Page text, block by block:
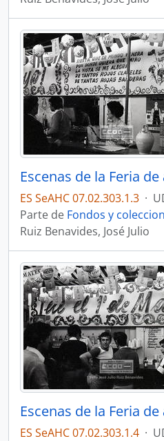
ES SeAHC 07.02.303.1.3 ·
Parte de Fondos y
Ruiz Benavides, José Julio
ES SeAHC 07.02.303.1.4 ·